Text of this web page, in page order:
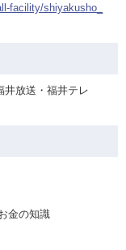
facility/shiyakusho_
井放送・福井テレ
金の知識